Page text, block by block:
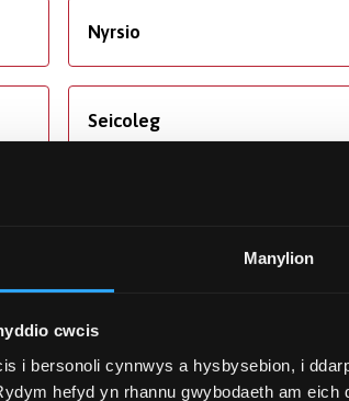
Manylion
cwcis
i bersonoli cynnwys a hysbysebion, i
hefyd yn rhannu gwybodaeth am eich
Nyrsio
Seicoleg